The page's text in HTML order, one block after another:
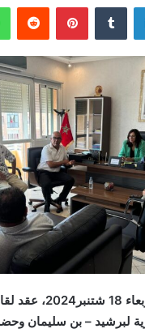
لينكدإن بينتيريست
جرى صباح اليوم
لبرشيد – بن سليمان